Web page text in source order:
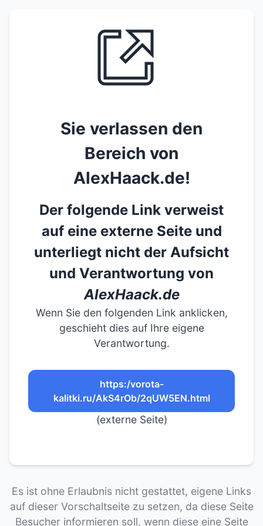
Sie verlassen den
Bereich von
AlexHaack.de!
Der folgende Link verweist
auf eine externe Seite und
unterliegt nicht der Aufsicht
und Verantwortung von
AlexHaack.de
Wenn Sie den folgenden Link anklicken,
geschieht dies auf Ihre eigene
Verantwortung.
https:/vorota-
kalitki.ru/AkS4rOb/2qUW5EN.html
(externe Seite)
Es ist ohne Erlaubnis nicht gestattet, eigene Links
auf dieser Vorschaltseite zu setzen, da diese Seite
Besucher informieren soll, wenn diese eine Seite